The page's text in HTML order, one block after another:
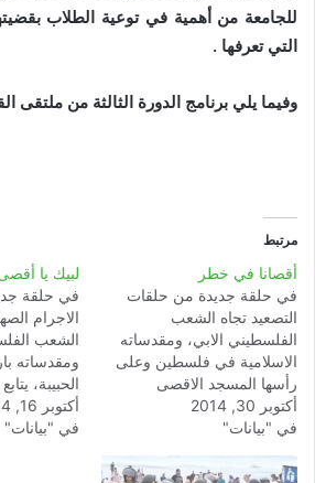
للجامعة من أهمية في توعية الطلاب
التي تعرفها .
وفيما يلي برنامج الدورة الثالثة من ملتقى
مرتبط
أقصانا في خطر
في حلقة جديدة من حلقات
التصعيد تجاه الشعب
الفلسطيني الابي، ومقدساته
الاسلامية في فلسطين وعلى
رأسها المسجد الاقصى
المبارك، وبعد الاقتحامات
المتكررة التي قام بها جيش
المسجد الاقصى، أقدم الكيان
أكتوبر 30, 2014
في "بيانات"
لبيك يا
في حلقة
الاجرام
الشعب
ومقدساته
الحبيبة،
الخطيرة
المسجد
أكتوبر 16, 2014
في "بيانات"